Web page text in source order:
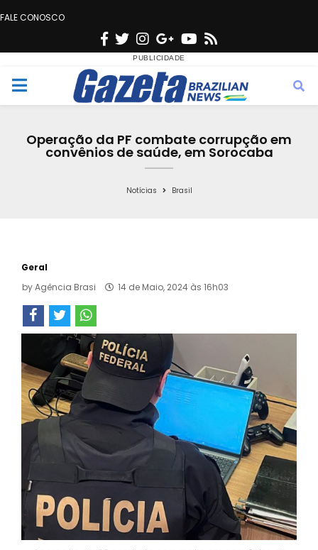
FALE CONOSCO
F
c
e
o
T
w
i
t
e
n
s
t
g
r
a
G
o
o
g
e
Y
u
t
b
s
M
Operação da PF combate corrupção em
convênios de saúde, em Sorocaba
Notícias Brasil
Geral
byAgência Brasi 14 de Maio, 2024 às 16h03